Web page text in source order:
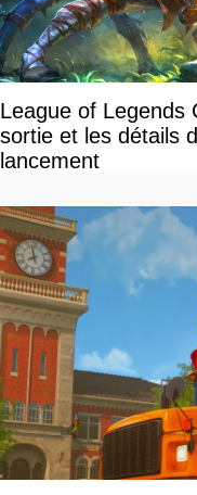
League of Legends
sortie et les détails
lancement